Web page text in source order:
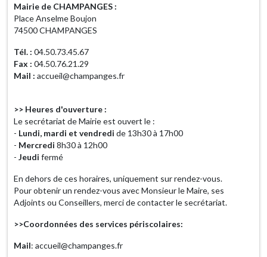
Mairie de CHAMPANGES :
Place Anselme Boujon
74500 CHAMPANGES
Tél. : 04.50.73.45.67
Fax : 04.50.76.21.29
Mail : accueil@champanges.fr
>> Heures d'ouverture :
Le secrétariat de Mairie est ouvert le :
- Lundi, mardi et vendredi de 13h30 à 17h00
- Mercredi 8h30 à 12h00
- Jeudi fermé
En dehors de ces horaires, uniquement sur rendez-vous.
Pour obtenir un rendez-vous avec Monsieur le Maire, ses
Adjoints ou Conseillers, merci de contacter le secrétariat.
>>Coordonnées des services périscolaires:
Mail: accueil@champanges.fr